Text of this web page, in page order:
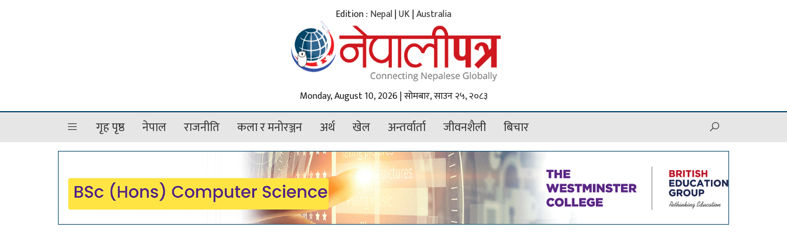
Edition : Nepal|UK|Australia
Monday, August 10, 2026 | सोमबार, साउन २५, २०८३
गृह पृष्ठ नेपाल राजनीति कला र मनोरञ्जन अर्थ खेल अन्तर्वार्ता जीवनशैली बिचार